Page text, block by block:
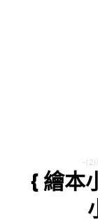
-(2)
{ 繪本